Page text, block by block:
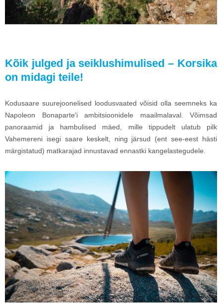
Kõik julged ja seiklushimulised – Korsika
on midagi teile!
Kodusaare suurejoonelised loodusvaated võisid olla seemneks ka
Napoleon Bonaparte'i ambitsioonidele maailmalaval. Võimsad
panoraamid ja hambulised mäed, mille tippudelt ulatub pilk
Vahemereni isegi saare keskelt, ning järsud (ent see-eest hästi
märgistatud) matkarajad innustavad ennastki kangelastegudele.